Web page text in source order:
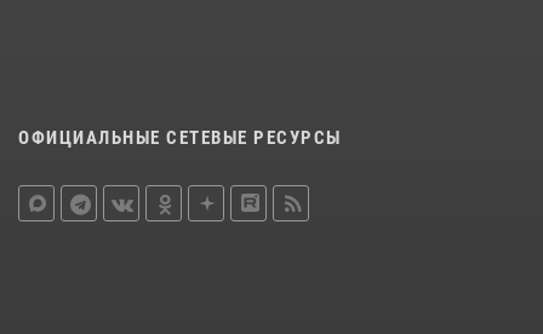
ОФИЦИАЛЬНЫЕ СЕТЕВЫЕ РЕСУРСЫ